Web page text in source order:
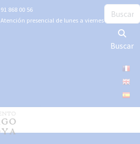
91 868 00 56
Atención presencial de lunes a viernes de 10:00 a
Buscar
Buscar